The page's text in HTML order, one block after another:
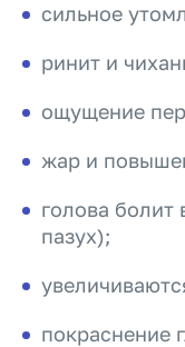
сильное
ринит и
ощущение
жар и
голова болит
пазух);
покраснение